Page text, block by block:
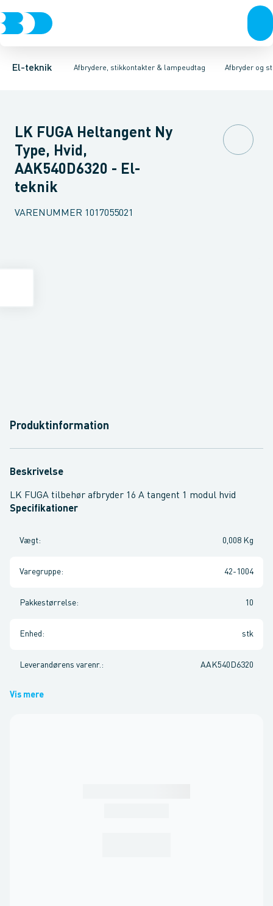
El-teknik Afbrydere, stikkontakter & lampeudtag
Afbrydere, stikkontakter & lampeudtagForgreningsmateriel
Afbryder og
Afbryder og stikdåsemateriel
Afbryder og stikkontakt kombinationInstallationsafbryder
LK FUGA Heltangent Ny
Type, Hvid,
AAK540D6320 - El-
teknik
VARENUMMER 1017055021
Produktinformation
Beskrivelse
LK FUGA tilbehør afbryder 16 A tangent 1 modul hvid
Specifikationer
Vægt: 0,008 Kg
Varegruppe: 42-1004
Pakkestørrelse: 10
Enhed : stk
Leverandørens varenr. : AAK540D6320
Vis mere